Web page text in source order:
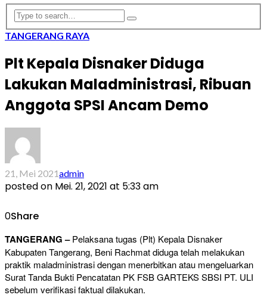
TANGERANG RAYA
Plt Kepala Disnaker Diduga
Lakukan Maladministrasi, Ribuan
Anggota SPSI Ancam Demo
21, Mei 2021admin
posted on Mei. 21, 2021 at 5:33 am
0Share
TANGERANG –Pelaksana tugas (Plt) Kepala Disnaker
Kabupaten Tangerang, Beni Rachmat diduga telah melakukan
praktik maladministrasi dengan menerbitkan atau mengeluarkan
Surat Tanda Bukti Pencatatan PK FSB GARTEKS SBSI PT. ULI
sebelum verifikasi faktual dilakukan.